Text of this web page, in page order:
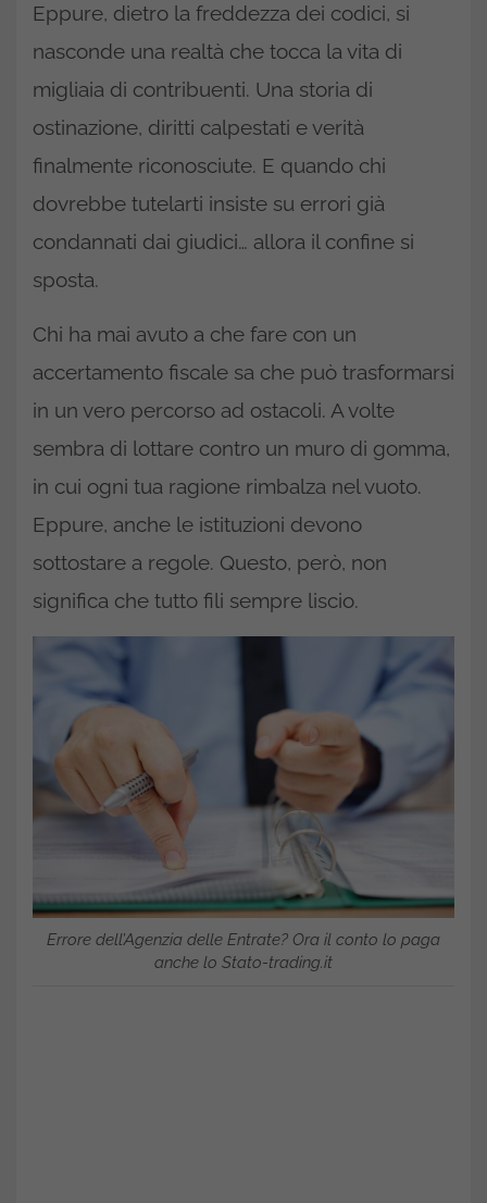
Eppure, dietro la freddezza dei codici, si
nasconde una realtà che tocca la vita di
migliaia di contribuenti. Una storia di
ostinazione, diritti calpestati e verità
finalmente riconosciute. E quando chi
dovrebbe tutelarti insiste su errori già
condannati dai giudici… allora il confine si
sposta.
Chi ha mai avuto a che fare con un
accertamento fiscale sa che può trasformarsi
in un vero percorso ad ostacoli. A volte
sembra di lottare contro un muro di gomma,
in cui ogni tua ragione rimbalza nel vuoto.
Eppure, anche le istituzioni devono
sottostare a regole. Questo, però, non
significa che tutto fili sempre liscio.
Errore dell’Agenzia delle Entrate? Ora il conto lo paga
anche lo Stato-trading.it